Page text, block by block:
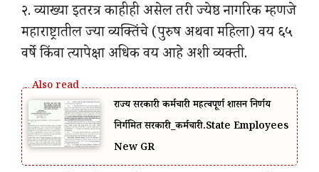
२. व्याख्या इतरत्र काहीही असेल तरी ज्येष्ठ नागरिक म्हणजे
महाराष्ट्रातील ज्या व्यक्तिंचे (पुरुष अथवा महिला) वय ६५
वर्षे किंवा त्यापेक्षा अधिक वय आहे अशी व्यक्ती.
राज्य सरकारी कर्मचारी महत्वपूर्ण शासन निर्णय
निर्गमित सरकारी_कर्मचारी.State Employees
New GR